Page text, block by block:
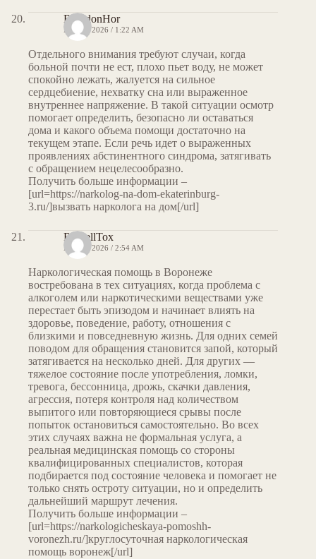
BrandonHor
MAY 7, 2026 / 1:22 AM
Отдельного внимания требуют случаи, когда
больной почти не ест, плохо пьет воду, не может
спокойно лежать, жалуется на сильное
сердцебиение, нехватку сна или выраженное
внутреннее напряжение. В такой ситуации осмотр
помогает определить, безопасно ли оставаться
дома и какого объема помощи достаточно на
текущем этапе. Если речь идет о выраженных
проявлениях абстинентного синдрома, затягивать
с обращением нецелесообразно.
Получить больше информации –
[url=https://narkolog-na-dom-ekaterinburg-
3.ru/]вызвать нарколога на дом[/url]
RussellTox
MAY 7, 2026 / 2:54 AM
Наркологическая помощь в Воронеже
востребована в тех ситуациях, когда проблема с
алкоголем или наркотическими веществами уже
перестает быть эпизодом и начинает влиять на
здоровье, поведение, работу, отношения с
близкими и повседневную жизнь. Для одних семей
поводом для обращения становится запой, который
затягивается на несколько дней. Для других —
тяжелое состояние после употребления, ломки,
тревога, бессонница, дрожь, скачки давления,
агрессия, потеря контроля над количеством
выпитого или повторяющиеся срывы после
попыток остановиться самостоятельно. Во всех
этих случаях важна не формальная услуга, а
реальная медицинская помощь со стороны
квалифицированных специалистов, которая
подбирается под состояние человека и помогает не
только снять остроту ситуации, но и определить
дальнейший маршрут лечения.
Получить больше информации –
[url=https://narkologicheskaya-pomoshh-
voronezh.ru/]круглосуточная наркологическая
помощь воронеж[/url]